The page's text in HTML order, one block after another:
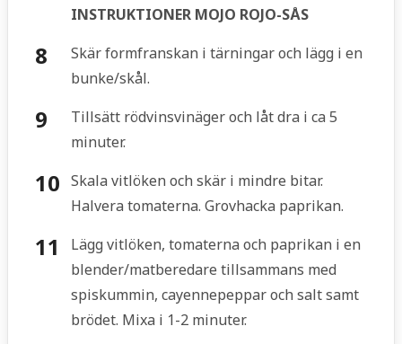
INSTRUKTIONER MOJO ROJO-SÅS
Skär formfranskan i tärningar och lägg i en
bunke/skål.
Tillsätt rödvinsvinäger och låt dra i ca 5
minuter.
Skala vitlöken och skär i mindre bitar.
Halvera tomaterna. Grovhacka paprikan.
Lägg vitlöken, tomaterna och paprikan i en
blender/matberedare tillsammans med
spiskummin, cayennepeppar och salt samt
brödet. Mixa i 1-2 minuter.